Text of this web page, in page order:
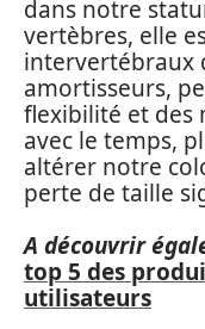
dans notre
vertèbres, elle
intervertébraux
amortisseurs,
flexibilité et des
avec le temps,
altérer notre
perte de taille
A découvrir
top 5 des
utilisateurs